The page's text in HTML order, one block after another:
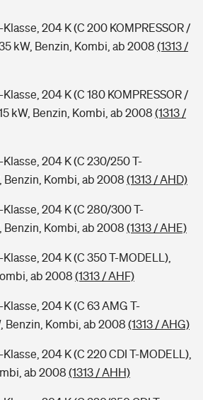
204 K (C 200 KOMPRESSOR /
kW, Benzin, Kombi, ab 2008 (1313 /
204 K (C 180 KOMPRESSOR /
kW, Benzin, Kombi, ab 2008 (1313 /
204 K (C 230/250 T-
Benzin, Kombi, ab 2008 (1313 / AHD)
204 K (C 280/300 T-
Benzin, Kombi, ab 2008 (1313 / AHE)
204 K (C 350 T-MODELL),
ab 2008 (1313 / AHF)
204 K (C 63 AMG T-
Benzin, Kombi, ab 2008 (1313 / AHG)
204 K (C 220 CDI T-MODELL),
ab 2008 (1313 / AHH)